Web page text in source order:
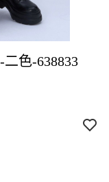
色-638833